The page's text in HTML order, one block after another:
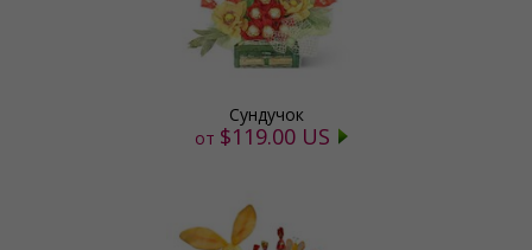
Сундучок
от $119.00 US